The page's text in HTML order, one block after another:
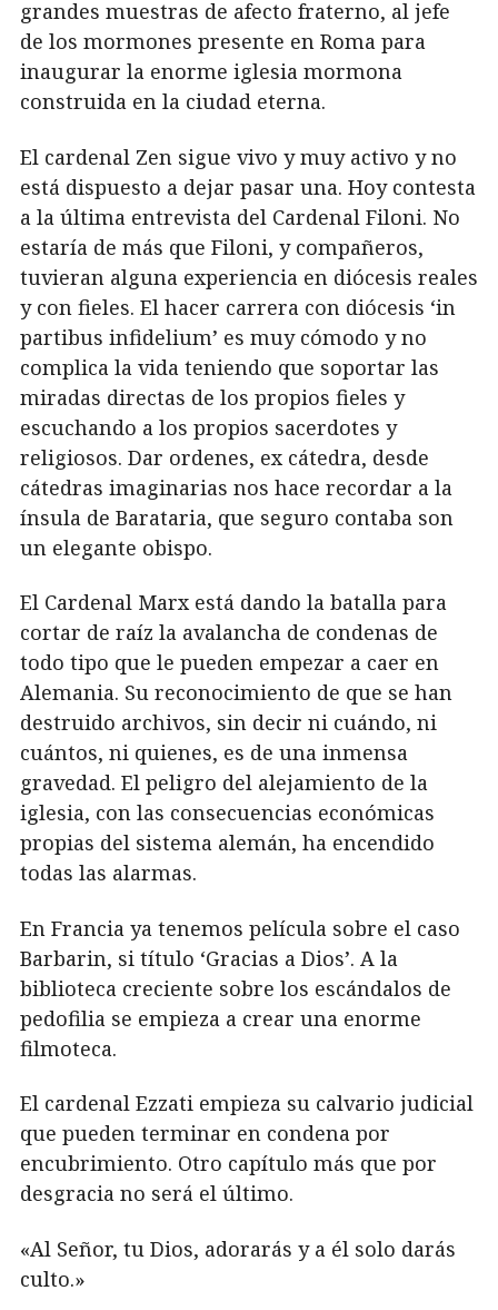
grandes muestras de afecto fraterno, al jefe
de los mormones presente en Roma para
inaugurar la enorme iglesia mormona
construida en la ciudad eterna.
El cardenal Zen sigue vivo y muy activo y no
está dispuesto a dejar pasar una. Hoy contesta
a la última entrevista del Cardenal Filoni. No
estaría de más que Filoni, y compañeros,
tuvieran alguna experiencia en diócesis reales
y con fieles. El hacer carrera con diócesis ‘in
partibus infidelium’ es muy cómodo y no
complica la vida teniendo que soportar las
miradas directas de los propios fieles y
escuchando a los propios sacerdotes y
religiosos. Dar ordenes, ex cátedra, desde
cátedras imaginarias nos hace recordar a la
ínsula de Barataria, que seguro contaba son
un elegante obispo.
El Cardenal Marx está dando la batalla para
cortar de raíz la avalancha de condenas de
todo tipo que le pueden empezar a caer en
Alemania. Su reconocimiento de que se han
destruido archivos, sin decir ni cuándo, ni
cuántos, ni quienes, es de una inmensa
gravedad. El peligro del alejamiento de la
iglesia, con las consecuencias económicas
propias del sistema alemán, ha encendido
todas las alarmas.
En Francia ya tenemos película sobre el caso
Barbarin, si título ‘Gracias a Dios’. A la
biblioteca creciente sobre los escándalos de
pedofilia se empieza a crear una enorme
filmoteca.
El cardenal Ezzati empieza su calvario judicial
que pueden terminar en condena por
encubrimiento. Otro capítulo más que por
desgracia no será el último.
«Al Señor, tu Dios, adorarás y a él solo darás
culto.»